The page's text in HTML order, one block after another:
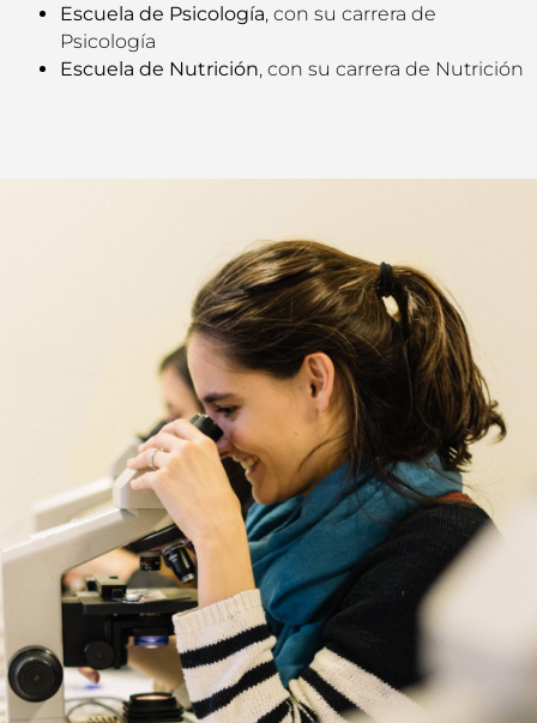
Escuela de Psicología, con su carrera de
Psicología
Escuela de Nutrición, con su carrera de Nutrición